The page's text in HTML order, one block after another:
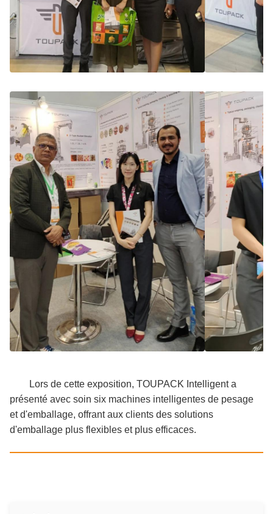
Lors de cette exposition, TOUPACK Intelligent a
présenté avec soin six machines intelligentes de pesage
et d'emballage, offrant aux clients des solutions
d'emballage plus flexibles et plus efficaces.